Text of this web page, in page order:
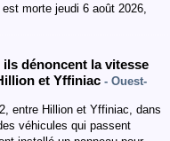
morte jeudi 6 août 2026,
ils dénoncent la vitesse
et Yffiniac - Ouest-
entre Hillion et Yffiniac, dans
véhicules qui passent